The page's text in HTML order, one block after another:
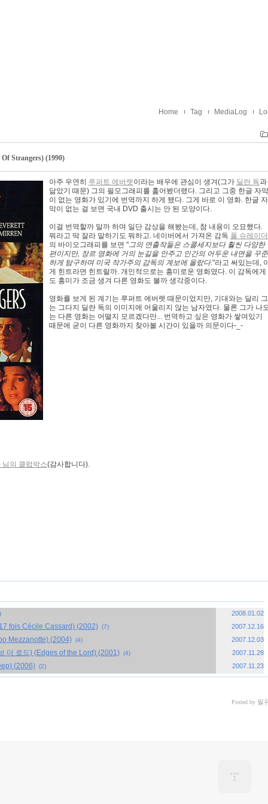
Home Tag MediaLog
Strangers) (1990)
아주 우연히 루퍼트 에버렛이라는 배우에 관심이 생겨(그가 딜란 독과
닮았기 때문) 그의 필모그래피를 훑어봤더랬다. 그리고 그중 한글 자막
이 없는 영화가 있기에 번역까지 하게 됐다. 그게 바로 이 영화. 한글 자
막이 없는 걸 보면 국내 DVD 출시는 안 된 모양이다.
이걸 번역할까 말까 하며 일단 감상을 해봤는데, 참 내용이 오묘했다.
뭐라고 딱 잘라 말하기도 뭐하고. 네이버에서 가져온 감독 폴 슈레이더
의 바이오그래피를 보면 "그의 연출작들은 스콜세지보다 훨씬 다양한
편이지만, 장르 영화에 거의 눈길을 안주고 인간의 어두운 내면을 꾸준
하게 탐구하며 미국 작가주의 감독의 계보에 올랐다."라고 써있는데,
게 힌트라면 힌트랄까. 개인적으로는 흥미로운 영화였다. 이 감독에게
도 흥미가 조금 생겨 다른 영화도 볼까 생각중이다.
영화를 보게 된 계기는 루퍼트 에버렛 때문이었지만, 기대와는 달리 그
는 그다지 딜란 독의 이미지에 어울리지 않는 남자였다. 물론 그가 나
는 다른 영화는 어떨지 모르겠다만... 번역하고 싶은 영화가 쌓여있기
때문에 굳이 다른 영화까지 찾아볼 시간이 있을까 의문이다-_-
의 클럽박스(감사합니다).
2008.01.02
fois Cécile Cassard) (2002) (7) 2007.12.16
Mezzanotte) (2004) (4) 2007.12.03
더 로드) (Edges of the Lord) (2001) (4) 2007.11.28
(2006) (2) 2007.11.23
Posted by필